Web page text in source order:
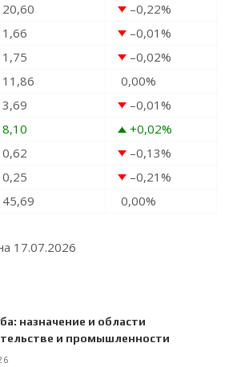
20,60 –0,22%
1,66 –0,01%
1,75 –0,02%
11,86 0,00%
3,69 –0,01%
8,10 +0,02%
0,62 –0,13%
0,25 –0,21%
45,69 0,00%
17.07.2026
назначение и области
и промышленности